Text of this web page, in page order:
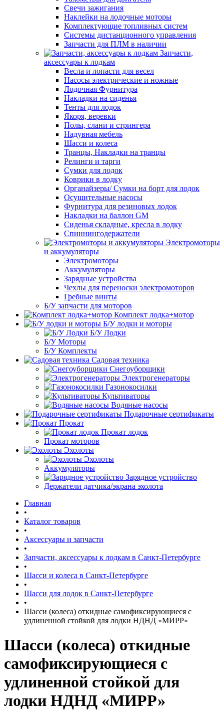
Свечи зажигания
Наклейки на лодочные моторы
Комплектующие топливных систем
Системы дистанционного управления
Запчасти для ПЛМ в наличии
Запчасти,
аксессуары к лодкам
Весла и лопасти для весел
Насосы электрические и ножные
Лодочная Фурнитура
Накладки на сиденья
Тенты для лодок
Якоря, веревки
Полы, слани и стрингера
Надувная мебель
Шасси и колеса
Транцы, Накладки на транцы
Релинги и тарги
Сумки для лодок
Коврики в лодку
Органайзеры/ Сумки на борт для лодок
Осушительные насосы
Фурнитура для резиновых лодок
Накладки на баллон GM
Сиденья складные, кресла в лодку
Спиннингодержатели
Электромоторы
и аккумуляторы
Электромоторы
Аккумуляторы
Зарядные устройства
Чехлы для переноски электромоторов
Гребные винты
Б/У запчасти для моторов
Комплект лодка+мотор
Б/У лодки и моторы
Б/У Лодки
Б/У Моторы
Б/У Комплекты
Садовая техника
Снегоуборщики
Электрогенераторы
Газонокосилки
Культиваторы
Водяные насосы
Подарочные сертификаты
Прокат
Прокат лодок
Прокат моторов
Эхолоты
Эхолоты
Аккумуляторы
Зарядное устройство
Держатели датчика/экрана эхолота
Главная
•
Каталог товаров
•
Аксессуары и запчасти
•
Запчасти, аксессуары к лодкам в Санкт-Петербурге
•
Шасси и колеса в Санкт-Петербурге
•
Шасси для лодок в Санкт-Петербурге
•
Шасси (колеса) откидные самофиксирующиеся с
удлиненной стойкой для лодки НДНД «МИРР»
Шасси (колеса) откидные
самофиксирующиеся с
удлиненной стойкой для
лодки НДНД «МИРР»